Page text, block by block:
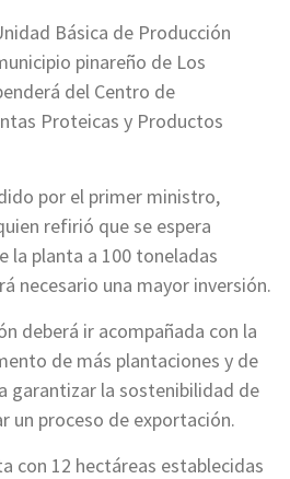
Básica de Producción
pinareño de Los
del Centro de
Proteicas y Productos
por el primer ministro,
refirió que se espera
la planta a 100 toneladas
necesario una mayor inversión.
deberá ir acompañada con la
de más plantaciones y de
garantizar la sostenibilidad de
un proceso de exportación.
con 12 hectáreas establecidas